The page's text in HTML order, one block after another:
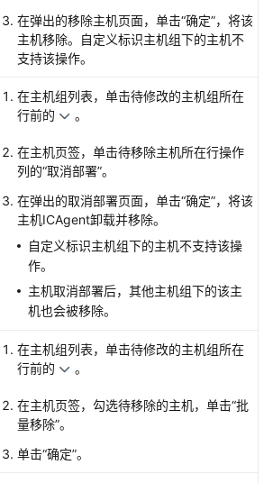
在弹出的移除主机页面，单击“确定”，将该
主机移除。自定义标识主机组下的主机不
支持该操作。
在主机组列表，单击待修改的主机组所在
行前的
。
在主机页签，单击待移除主机所在行操作
列的“取消部署”。
在弹出的取消部署页面，单击“确定”，将该
主机ICAgent卸载并移除。
自定义标识主机组下的主机不支持该操
作。
主机取消部署后，其他主机组下的该主
机也会被移除。
在主机组列表，单击待修改的主机组所在
行前的
。
在主机页签，勾选待移除的主机，单击“批
量移除”。
单击“确定”。